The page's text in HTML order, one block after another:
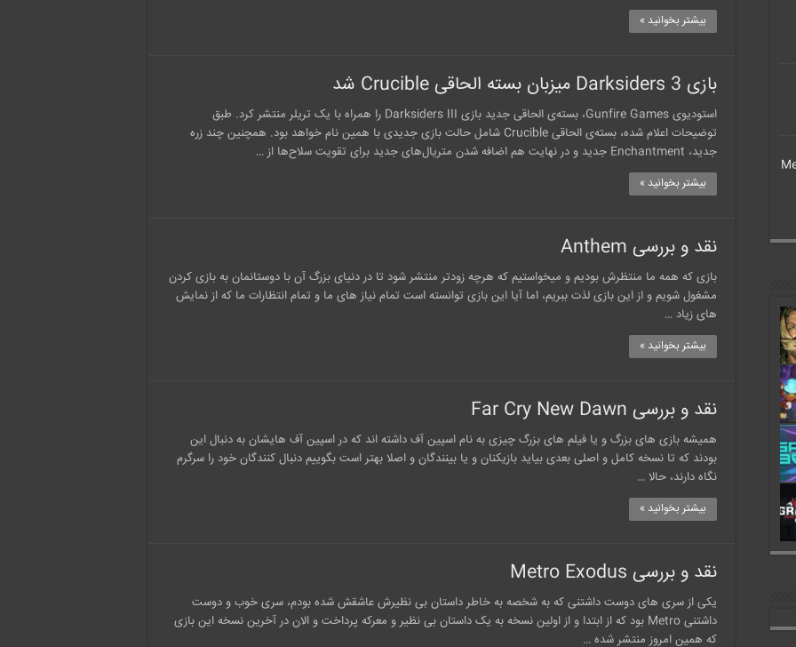
بیشتر بخوانید »
بازی Darksiders 3 میزبان بسته الحاقی Crucible شد
استودیوی Gunfire Games، بسته‌ی الحاقی جدید بازی Darksiders III را همراه با یک تریلر منتشر کرد. طبق
توضیحات اعلام شده، بسته‌ی الحاقی Crucible شامل حالت بازی جدیدی با همین نام خواهد بود. همچنین چند زره
جدید، Enchantment جدید و در نهایت هم اضافه شدن متریال‌های جدید برای تقویت سلاح‌ها از …
بیشتر بخوانید »
نقد و بررسی Anthem
بازی که همه ما منتظرش بودیم و میخواستیم که هرچه زودتر منتشر شود تا در دنیای بزرگ آن با دوستانمان به بازی کردن
مشغول شویم و از این بازی لذت ببریم، اما آیا این بازی توانسته است تمام نیاز های ما و تمام انتظارات ما که از نمایش
های زیاد …
بیشتر بخوانید »
نقد و بررسی Far Cry New Dawn
همیشه بازی های بزرگ و یا فیلم های بزرگ چیزی به نام اسپین آف داشته اند که در اسپین آف هایشان به دنبال این
بودند که تا نسخه کامل و اصلی بعدی بیاید بازیکنان و یا بینندگان و اصلا بهتر است بگوییم دنبال کنندگان خود را سرگرم
نگاه دارند، حالا …
بیشتر بخوانید »
نقد و بررسی Metro Exodus
یکی از سری های دوست داشتنی که به شخصه به خاطر داستان بی نظیرش عاشقش شده بودم، سری خوب و دوست
داشتنی Metro بود که از ابتدا و از اولین نسخه به یک داستان بی نظیر و معرکه پرداخت و الان در آخرین نسخه این بازی
که همین امروز منتشر شده …